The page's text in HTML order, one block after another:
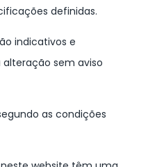
definidas.
indicativos e
alteração sem aviso
as condições